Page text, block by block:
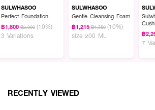
ชุ่มชื้นเปล่งประกายขณะอาบน้ำ
SULWHASOO
Perfect Foundation
฿1,800 ฿2,000 (10%)
3 Variations
SULWHASOO
Gentle Cleansing Foam
฿1,215 ฿1,350 (10%)
size 200 ML
฿
7
RECENTLY VIEWED